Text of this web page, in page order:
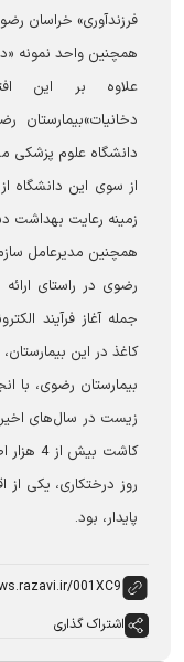
فرزندآوری» خراسان
همچنین واحد نمونه
علاوه بر این
دانشگاه علوم پزشکی
از سوی این دانشگاه
زمینه رعایت بهداشت
همچنین مدیرعامل
رضوی در راستای
جمله آغاز فرآیند
کاغذ در این
بیمارستان رضوی، با
زیست در سال‌های اخیر
روز درختکاری، یکی از
پایدار، بود.
اشتراک گذاری